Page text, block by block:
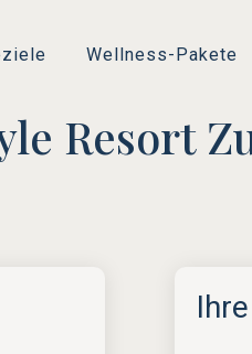
Wellness-Pakete
Resort